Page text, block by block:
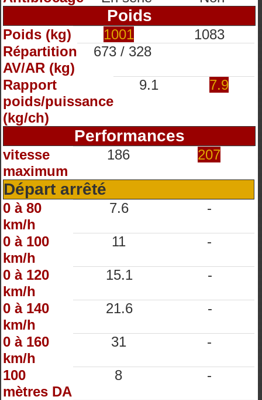
Poids
Poids (kg) 1001
1083
Répartition
AV/AR (kg)
673 / 328
Rapport
poids/puissance
(kg/ch)
9.1 7.9
Performances
vitesse
maximum
186 207
Départ arrêté
0 à 80
km/h
7.6 -
0 à 100
km/h
11 -
0 à 120
km/h
15.1 -
0 à 140
km/h
21.6 -
0 à 160
km/h
31 -
100
mètres DA
8 -